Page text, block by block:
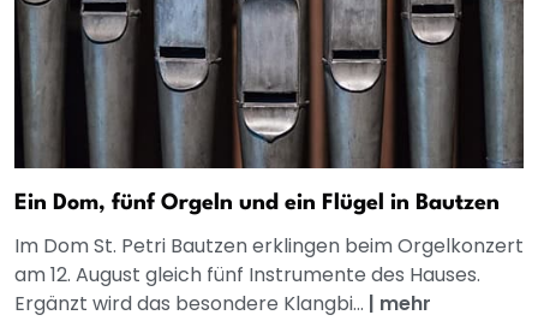
Ein Dom, fünf Orgeln und ein Flügel in Bautzen
Im Dom St. Petri Bautzen erklingen beim Orgelkonzert
am 12. August gleich fünf Instrumente des Hauses.
Ergänzt wird das besondere Klangbi... | mehr